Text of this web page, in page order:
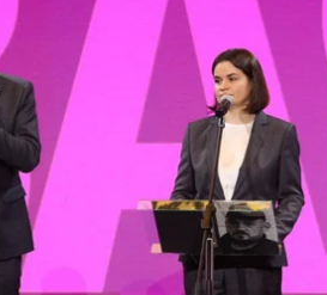
на конференції «Нова
працювати над
умов для проведення
перехідний кабінет